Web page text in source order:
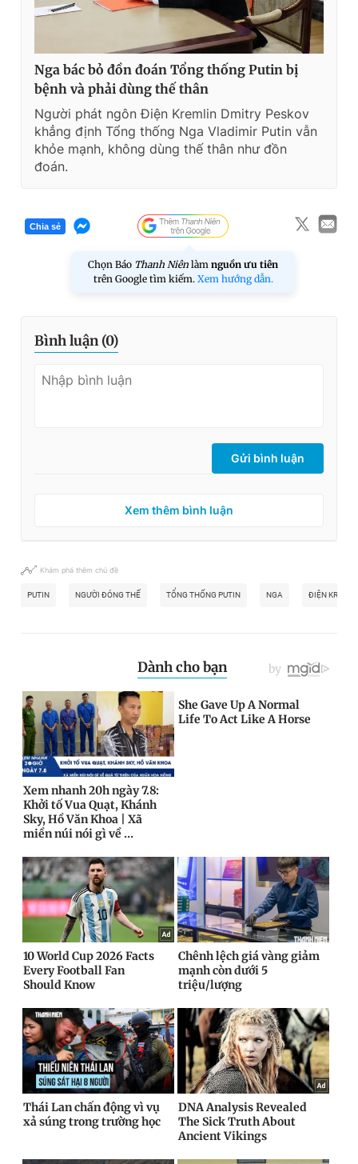
Nga bác bỏ đồn đoán Tổng thống Putin bị
bệnh và phải dùng thế thân
Người phát ngôn Điện Kremlin Dmitry Peskov
khẳng định Tổng thống Nga Vladimir Putin vẫn
khỏe mạnh, không dùng thế thân như đồn
đoán.
Chia sẻ
Chọn Báo Thanh Niên làm nguồn ưu tiên
trên Google tìm kiếm. Xem hướng dẫn.
Bình luận (0)
Gửi bình luận
Xem thêm bình luận
Khám phá thêm chủ đề
PUTIN NGƯỜI ĐÓNG THẾ TỔNG THỐNG PUTIN NGA ĐIỆN